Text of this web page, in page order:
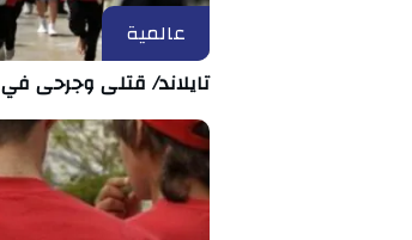
عالمية
تايلاند/ قتلى وجرحى